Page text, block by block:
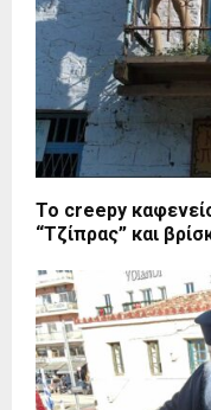
Το creepy
“Τζίπρας” και